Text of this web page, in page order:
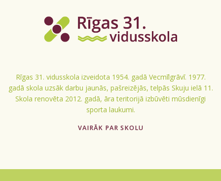
Rīgas 31. vidusskola izveidota 1954. gadā Vecmīlgrāvī. 1977.
gadā skola uzsāk darbu jaunās, pašreizējās, telpās Skuju ielā 11.
Skola renovēta 2012. gadā, āra teritorijā izbūvēti mūsdienīgi
sporta laukumi.
VAIRĀK PAR SKOLU